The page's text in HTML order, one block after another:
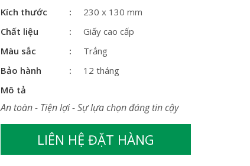
Kích thước
230 x 130 mm
Chất liệu
Giấy cao cấp
Màu sắc
Trắng
Bảo hành
12 tháng
Mô tả
An toàn - Tiện lợi - Sự lựa chọn đáng tin cậy
LIÊN HỆ ĐẶT HÀNG